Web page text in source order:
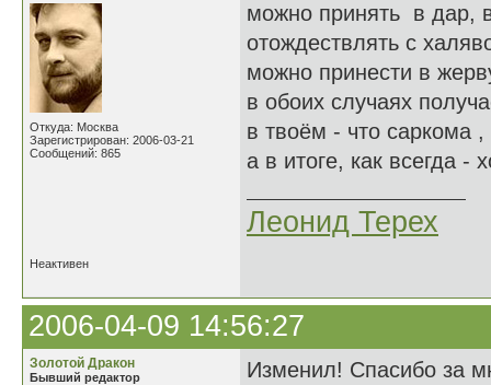
Откуда: Москва
Зарегистрирован: 2006-03-21
Сообщений: 865
можно принять в дар,
отождествлять с
можно принести в
в обоих случаях
в твоём - что саркома
а в итоге, как всегда -
Леонид Терех
Неактивен
2006-04-09 14:56:27
Золотой Дракон
Бывший редактор Изменил! Спасибо за